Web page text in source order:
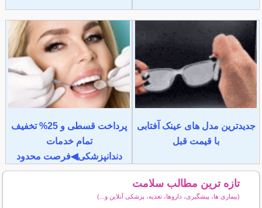
جدیدترین مدل های عینک آفتابی
با قیمت قبل
پرداخت قسطی و 25% تخفیف
تمام خدمات
دندانپزشکی◀فرصت محدود
تازه ترین مطالب سلامت
(بیماری ها، پیشگیری، داروها، تغذیه، پزشکی آنلاین و...)